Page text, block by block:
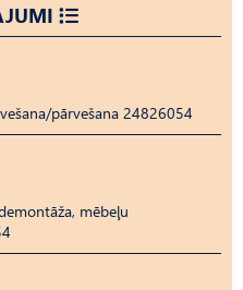
pārvešana 24826054
mēbeļu